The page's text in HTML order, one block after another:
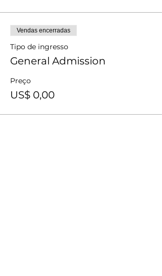
Vendas encerradas
Tipo de ingresso
General Admission
Preço
US$ 0,00